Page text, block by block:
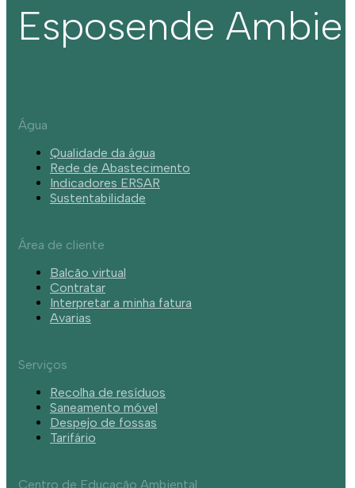
Esposende
Água
Qualidade da água
Rede de Abastecimento
Indicadores ERSAR
Sustentabilidade
Área de cliente
Balcão virtual
Contratar
Interpretar a minha fatura
Avarias
Serviços
Recolha de resíduos
Saneamento móvel
Despejo de fossas
Tarifário
Centro de Educação Ambiental